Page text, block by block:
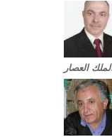
العصار